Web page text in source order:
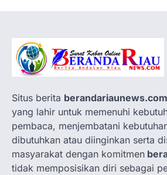
Situs berita berandariaunews.com
yang lahir untuk memenuhi
pembaca, menjembatani
dibutuhkan atau diinginkan serta
masyarakat dengan komitmen
tidak memposisikan diri sebagai